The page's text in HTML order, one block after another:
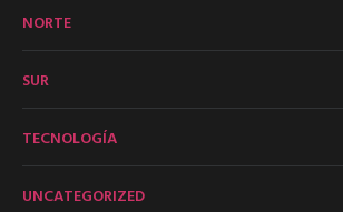
NORTE
SUR
TECNOLOGÍA
UNCATEGORIZED